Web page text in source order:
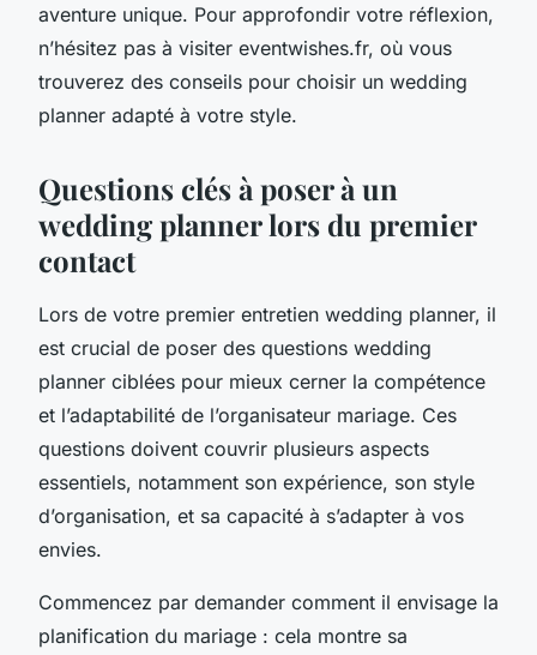
aventure unique. Pour approfondir votre réflexion,
n’hésitez pas à visiter eventwishes.fr, où vous
trouverez des conseils pour choisir un wedding
planner adapté à votre style.
Questions clés à poser à un
wedding planner lors du premier
contact
Lors de votre premier entretien wedding planner, il
est crucial de poser des questions wedding
planner ciblées pour mieux cerner la compétence
et l’adaptabilité de l’organisateur mariage. Ces
questions doivent couvrir plusieurs aspects
essentiels, notamment son expérience, son style
d’organisation, et sa capacité à s’adapter à vos
envies.
Commencez par demander comment il envisage la
planification du mariage : cela montre sa